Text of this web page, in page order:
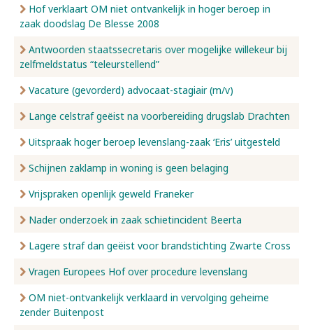
Hof verklaart OM niet ontvankelijk in hoger beroep in
zaak doodslag De Blesse 2008
Antwoorden staatssecretaris over mogelijke willekeur bij
zelfmeldstatus “teleurstellend”
Vacature (gevorderd) advocaat-stagiair (m/v)
Lange celstraf geëist na voorbereiding drugslab Drachten
Uitspraak hoger beroep levenslang-zaak ‘Eris’ uitgesteld
Schijnen zaklamp in woning is geen belaging
Vrijspraken openlijk geweld Franeker
Nader onderzoek in zaak schietincident Beerta
Lagere straf dan geëist voor brandstichting Zwarte Cross
Vragen Europees Hof over procedure levenslang
OM niet-ontvankelijk verklaard in vervolging geheime
zender Buitenpost